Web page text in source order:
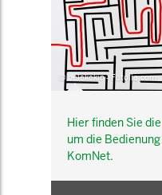
© belekekin - Fotolia.com
Hier finden Sie
um die
KomNet.